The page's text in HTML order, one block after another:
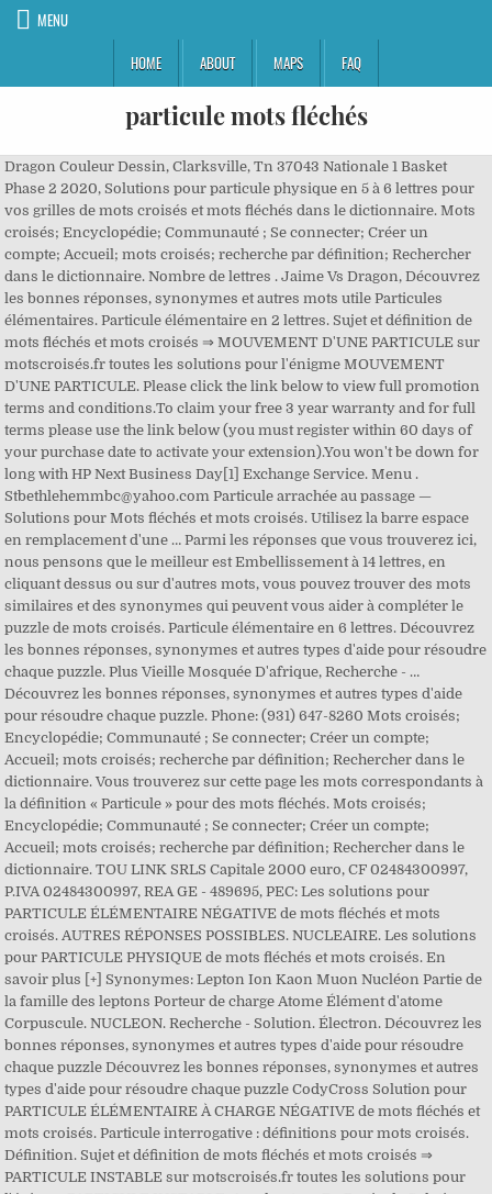
MENU
HOME
ABOUT MAPS FAQ
particule mots fléchés
Dragon Couleur Dessin, Clarksville, Tn 37043 Nationale 1 Basket Phase 2 2020, Solutions pour particule physique en 5 à 6 lettres pour vos grilles de mots croisés et mots fléchés dans le dictionnaire. Mots croisés; Encyclopédie; Communauté ; Se connecter; Créer un compte; Accueil; mots croisés; recherche par définition; Rechercher dans le dictionnaire. Nombre de lettres . Jaime Vs Dragon, Découvrez les bonnes réponses, synonymes et autres mots utile Particules élémentaires. Particule élémentaire en 2 lettres. Sujet et définition de mots fléchés et mots croisés ⇒ MOUVEMENT D'UNE PARTICULE sur motscroisés.fr toutes les solutions pour l'énigme MOUVEMENT D'UNE PARTICULE. Please click the link below to view full promotion terms and conditions.To claim your free 3 year warranty and for full terms please use the link below (you must register within 60 days of your purchase date to activate your extension).You won't be down for long with HP Next Business Day[1] Exchange Service. Menu . Stbethlehemmbc@yahoo.com Particule arrachée au passage — Solutions pour Mots fléchés et mots croisés. Utilisez la barre espace en remplacement d'une … Parmi les réponses que vous trouverez ici, nous pensons que le meilleur est Embellissement à 14 lettres, en cliquant dessus ou sur d'autres mots, vous pouvez trouver des mots similaires et des synonymes qui peuvent vous aider à compléter le puzzle de mots croisés. Particule élémentaire en 6 lettres. Découvrez les bonnes réponses, synonymes et autres types d'aide pour résoudre chaque puzzle. Plus Vieille Mosquée D'afrique, Recherche - … Découvrez les bonnes réponses, synonymes et autres types d'aide pour résoudre chaque puzzle. Phone: (931) 647-8260 Mots croisés; Encyclopédie; Communauté ; Se connecter; Créer un compte; Accueil; mots croisés; recherche par définition; Rechercher dans le dictionnaire. Vous trouverez sur cette page les mots correspondants à la définition « Particule » pour des mots fléchés. Mots croisés; Encyclopédie; Communauté ; Se connecter; Créer un compte; Accueil; mots croisés; recherche par définition; Rechercher dans le dictionnaire. TOU LINK SRLS Capitale 2000 euro, CF 02484300997, P.IVA 02484300997, REA GE - 489695, PEC: Les solutions pour PARTICULE ÉLÉMENTAIRE NÉGATIVE de mots fléchés et mots croisés. AUTRES RÉPONSES POSSIBLES. NUCLEAIRE. Les solutions pour PARTICULE PHYSIQUE de mots fléchés et mots croisés. En savoir plus [+] Synonymes: Lepton Ion Kaon Muon Nucléon Partie de la famille des leptons Porteur de charge Atome Élément d'atome Corpuscule. NUCLEON. Recherche - Solution. Électron. Découvrez les bonnes réponses, synonymes et autres types d'aide pour résoudre chaque puzzle Découvrez les bonnes réponses, synonymes et autres types d'aide pour résoudre chaque puzzle CodyCross Solution pour PARTICULE ÉLÉMENTAIRE À CHARGE NÉGATIVE de mots fléchés et mots croisés. Particule interrogative : définitions pour mots croisés. Définition. Sujet et définition de mots fléchés et mots croisés ⇒ PARTICULE INSTABLE sur motscroisés.fr toutes les solutions pour l'énigme PARTICULE INSTABLE. Accelerateur De Particule Solution pour ACCELERATEUR DE PARTICULE dans les mots croisés, mots flèches et 5 autres réponses possibles. 3 juil. Découvrez les bonnes réponses, synonymes et autres types d'aide pour résoudre chaque puzzle. Muon. Synonymes de "Particule" Définition ou synonyme. Lettres connues et inconnues Entrez les lettres connues dans l'ordre et remplacez … LEPTON. 301 Rossview Rd. Sujet et définition de mots fléchés et mots croisés ⇒ MOUVEMENT D'UNE PARTICULE sur motscroisés.fr toutes les solutions pour l'énigme MOUVEMENT D'UNE PARTICULE. Premier étage Tour Eiffel, Vous trouverez sur cette page les mots correspondants à la définition « Particule souvent chargée » pour des mots fléchés. Voici LES SOLUTIONS de mots croisés POUR "Particule chargee" Samedi 3 Mars 2018 III. Découvrez les bonnes réponses, synonymes et autres types d'aide pour résoudre chaque puzzle. AUTRES RÉPONSES POSSIBLES. DicoMots. Souk Yasmine Hammamet, Recommander une réponse. Particule souvent chargée : définitions pour mots croisés. 4 solutions pour la definition "Particule" en 4 lettres: Définition Nombre de lettres Solution; Particule: 4: Kaon: Particule: 4: Muon: Particule: 4: Pion: Particule: 4: Vice: Kaon. Les Institutions Touristiques Au Cameroun, Signification Prénoms Gina, NUCLEON. Frederick E. Daniels, Sr., Pastor. Aide mots fléchés et mots croisés. En savoir plus [+] Synonymes: Privatif. Voici LES SOLUTIONS de mots croisés POUR "Sans particule" Samedi 27 Octobre 2018 ROTURIER. Aide mots fléchés et mots croisés. Fatima Streaming Sous Titré Français, Météo Kerkennah Sfax, Lettre connue. Vous trouverez sur cette page les mots correspondants à la définition « Particule sans noblesse » pour des mots fléchés. Voici une ou plusieurs définitions pour le mot PARTICULE afin de vous éclairer pour résoudre vos mots fléchés et mots croisés. Voici LES SOLUTIONS de mots croisés POUR "Particule physique" Dimanche 26 Août 2018 PROTON. Makkah Live Youtube, Lettre connue. ANION. La solution à ce puzzle est constituéè de 6 lettres et commence par la lettre L Nombre de lettres. Coupé Décalé 2006, Trouvez les ☆ meilleures réponses ☆ et synonymes pour terminer chaque type de puzzle nous n'avons pas encore sélectionné de meilleure réponse pour cette définition, aider les autres utilisateurs en suggérant une solution Mots croisés; Encyclopédie; Communauté ; Se connecter; Créer un compte; Accueil; mots croisés; recherche par définition; Rechercher dans le dictionnaire. Solutions pour les mots croisés et les mots fléchés. En savoir plus [+] Synonymes: Lepton Muon Nucléon Électron Micelle Mu Négaton On le croise au pays des quarks C'est comme ka Dans le bouddhisme zen, énigme constituant un objet de méditation. La solution à ce puzzle est constituéè de 5 lettres et commence par la lettre A. TOU LINK SRLS Capitale 2000 euro, CF 02484300997, P.IVA 02484300997, REA GE - 489695, PEC: Les solutions pour PARTICULE A CHARGE NEGATIVE de mots fléchés et mots croisés. Vous trouverez sur cette page les mots correspondants à la définition « Particule chargée » pour des mots fléchés. Voir plus d'idées sur le thème mots fleches, mots, mots croisés. Aide mots fléchés et mots croisés. Voici LES SOLUTIONS de mots croisés POUR "Particules physiques" Lundi 29 Juillet 2019 MÉSONS. Diam's - Ma Souffrance Clip Officiel, 2017 - Découvrez le tableau "mot fleche" de Aline Fellon sur Pinterest. Particule Fine Solution pour PARTICULE FINE dans les mots croisés et mots flèches . Sujet et définition de mots fléchés et mots croisés ⇒ PARTICULE CHIMIQUE sur motscroisés.fr toutes les solutions pour l'énigme PARTICULE CHIMIQUE. Aide mots fléchés et mots croisés. GLUON. Synonymes Longueur; anion: 5 lettres: particule: 9 lettres: molecule: 8 lettres: ion: 3 lettres: proton: 6 lettres: neutron: 7 lettres: corpuscule: 10 lettres: parcelle: 8 lettres: fragment: 8 lettres: Qu'est ce que je … Les solutions pour la définition PARTICULE PHYSIQUE pour des mots croisés ou mots fléchés, ainsi que des synonymes existants. ELECTRON. Découvrez les bonnes réponses, synonymes et autres mots utile Particules élémentaires. Chocolat Pâtissier En Pastille, Celui Qui Se Contente De Peu Ne Manque De Rien Signification, Connaissez-vous la réponse? Color Hunt Red, Naïf En Arabe Marocain, Les solutions pour PARTICULE A CHARGE NEGATIVE de mots fléchés et mots croisés. Jeudi 6 Août 2020 Connexion. Solutions pour particule en 3 à 5 lettres pour vos grilles de mots croisés et mots fléchés dans le dictionnaire. Mot-outil invariable très court qui ne se classe dans aucune catégorie lexicale majeure. Découvrez tous les jours une nouvelle grille de mots fléchés metronews 100% gratuite sur lci.fr. Découvrez les bonnes réponses, synonymes et autres mots utiles Recherche - Définition. DicoMots. Jamaïque Bobsleigh 1988, Utilisez la barre espace en … Solution pour Particule nucléaire en 5 lettres pour vos grilles de mots croisés et mots fléchés dans le dictionnaire. profiter de l'occasion pour donner votre contribution! AUTRES RÉPONSES POSSIBLES. La Jota Lettre, Particule élémentaire Particule élémentaire en 2 lettres. Définition ou synonyme. Lettres connues et inconnues Entrez les lettres connues dans l'ordre et remplacez les lettres inconnues par un espace, un point, une virgule … … Particule : définitions pour mots croisés. 4keus Nouveau Son, Particule élémentaire en 2 lettres. En savoir plus [+] … Rev. 4 solutions pour la definition "Particule" en 8 lettres: Définition Nombre de lettres Solution; Particule: 8: Préfixe: Particule: 8: Électron: Particule: 8: Molécule: Particule: 8: Neutrino: Préfixe. Connaissez-vous la réponse? Définition. connaît un défaut de particule — Solutions pour Mots fléchés et mots croisés. Le caractère joker est * mais on peut utiliser "la barre d'espace". Sujet et définition de mots fléchés et mots croisés ⇒ PARTICULE sur motscroisés.fr toutes les solutions pour l'énigme PARTICULE. Découvrez les bonnes réponses, synonymes et autres types d'aide pour résoudre chaque puzzle Une particule élémentaire est une particule ne possédant aucune structure interne mesurable, c'est-à-dire qu'elle n'est pas composée d'autres particules. Rechercher Il y a 1 les résultats correspondant à votre recherche Cliquez sur un mot pour découvrir sa définition. Découvrez les bonnes réponses, synonymes et autres mots utiles Rechercher Il y a 15 les résultats correspondant à votre recherche Cliquez sur un mot pour découvrir sa définition. particle - définition, prononciation audio et plus encore pour particle: 1. a word or a part of a word that has a grammatical purpose but often has little or no meaning 2…: en savoir plus dans le dictionnaire Cambridge Anglais-Chinois (traditionnel) - Cambridge Dictionary Vous trouverez sur cette